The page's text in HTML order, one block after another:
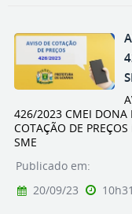
426/2023 CMEI DONA
COTAÇÃO DE
SME
Publicado em:
20/09/23
10h31